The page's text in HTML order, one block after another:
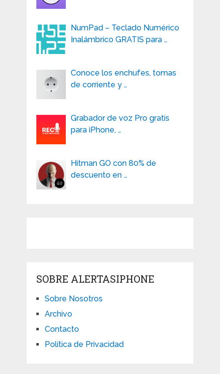
NumPad – Teclado Numérico
Inalámbrico GRATIS para …
Conoce los enchufes, tomas
de corriente y …
Grabador de voz Pro gratis
para iPhone, …
Hitman GO con 80% de
descuento en …
SOBRE ALERTASIPHONE
Sobre Nosotros
Archivo
Contacto
Política de Privacidad